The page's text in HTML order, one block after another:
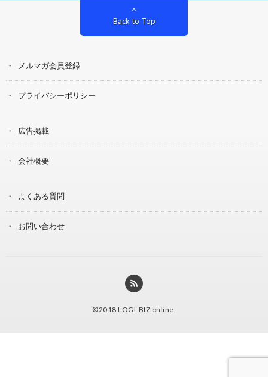
Back to Top
メルマガ会員登録
プライバシーポリシー
広告掲載
会社概要
よくある質問
お問い合わせ
©2018 LOGI-BIZ online